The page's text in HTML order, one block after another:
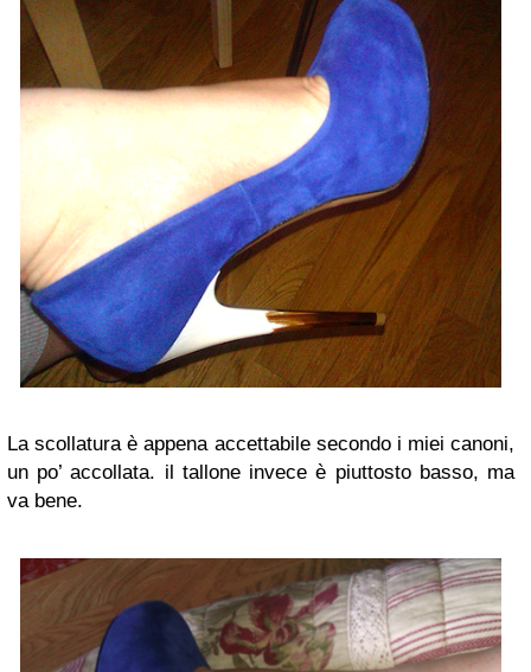
La scollatura è appena accettabile secondo i miei canoni,
un po’ accollata. il tallone invece è piuttosto basso, ma
va bene.